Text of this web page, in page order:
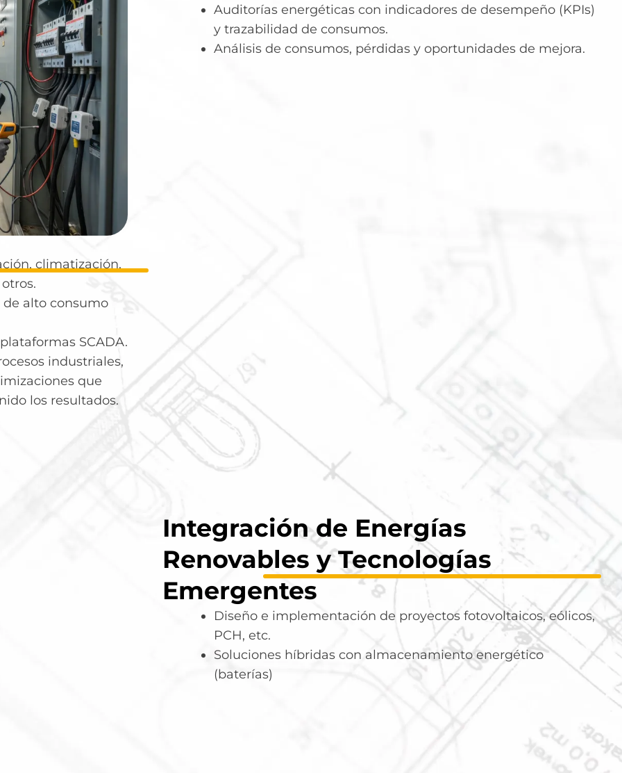
Auditorías energéticas con indicadores de desempeño (KPIs)
y trazabilidad de consumos.
Análisis de consumos, pérdidas y oportunidades de mejora.
de
climatización,
alto consumo
SCADA.
industriales,
que
los resultados.
Integración de Energías
Renovables y Tecnologías
Emergentes
Diseño e implementación de proyectos fotovoltaicos, eólicos,
PCH, etc.
Soluciones híbridas con almacenamiento energético
(baterías)